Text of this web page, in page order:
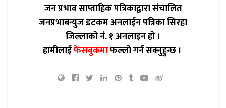
जन प्रभाब साप्ताहिक पत्रिकाद्वारा संचालित
जनप्रभाबन्युज डटकम अनलाईन पत्रिका सिरहा
जिल्लाको नं. १ अनलाइन हो ।
हामीलाईफेसबुकमाफल्लो गर्न सक्नुहुन्छ ।